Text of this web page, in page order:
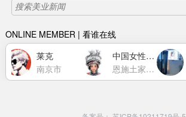
ONLINE MEMBER | 看谁在线
莱克
南京市
中国女性力量萧莉洁
恩施土家族苗族自治州